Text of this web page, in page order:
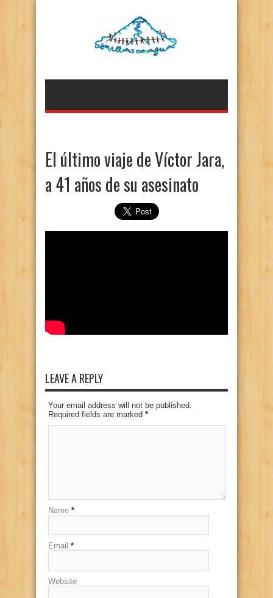
El último viaje de Víctor Jara,
a 41 años de su asesinato
LEAVE A REPLY
Your email address will not be published.
Required fields are marked *
Name *
Email *
Website